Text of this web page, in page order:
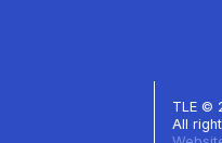
TLE ©
All